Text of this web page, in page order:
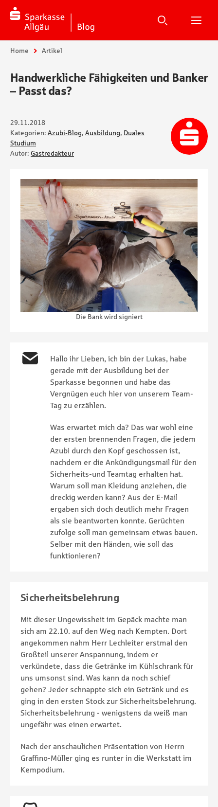
Suche
Suche
Sie sind hier:
Home Artikel
Handwerkliche Fähigkeiten und Banker
– Passt das?
29.11.2018
Kategorien: Azubi-Blog, Ausbildung, Duales
Studium
Autor: Gastredakteur
Die Bank wird signiert
Hallo ihr Lieben, ich bin der Lukas, habe
gerade mit der Ausbildung bei der
Sparkasse begonnen und habe das
Vergnügen euch hier von unserem Team-
Tag zu erzählen.
Was erwartet mich da? Das war wohl eine
der ersten brennenden Fragen, die jedem
Azubi durch den Kopf geschossen ist,
nachdem er die Ankündigungsmail für den
Sicherheits-und Teamtag erhalten hat.
Warum soll man Kleidung anziehen, die
dreckig werden kann? Aus der E-Mail
ergaben sich doch deutlich mehr Fragen
als sie beantworten konnte. Gerüchten
zufolge soll man gemeinsam etwas bauen.
Selber mit den Händen, wie soll das
funktionieren?
Sicherheitsbelehrung
Mit dieser Ungewissheit im Gepäck machte man
sich am 22.10. auf den Weg nach Kempten. Dort
angekommen nahm Herr Lechleiter erstmal den
Großteil unserer Anspannung, indem er
verkündete, dass die Getränke im Kühlschrank für
uns umsonst sind. Was kann da noch schief
gehen? Jeder schnappte sich ein Getränk und es
ging in den ersten Stock zur Sicherheitsbelehrung.
Sicherheitsbelehrung - wenigstens da weiß man
ungefähr was einen erwartet.
Nach der anschaulichen Präsentation von Herrn
Graffino-Müller ging es runter in die Werkstatt im
Kempodium.